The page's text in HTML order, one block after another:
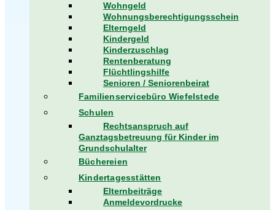
Wohngeld
Wohnungsberechtigungsschein
Elterngeld
Kindergeld
Kinderzuschlag
Rentenberatung
Flüchtlingshilfe
Senioren / Seniorenbeirat
Familienservicebüro Wiefelstede
Schulen
Rechtsanspruch auf
Ganztagsbetreuung für Kinder im
Grundschulalter
Büchereien
Kindertagesstätten
Elternbeiträge
Anmeldevordrucke